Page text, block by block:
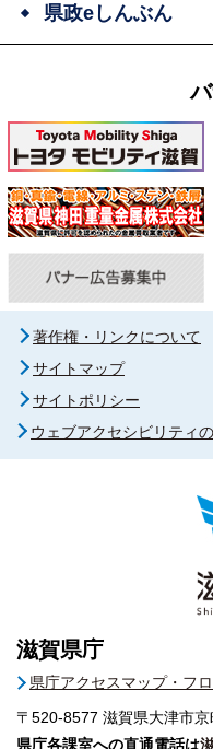
県政eしんぶん
著作権・リンクについて
サイトマップ
サイトポリシー
ウェブアクセシビリティ
滋賀県庁
県庁アクセスマップ・フ
〒520-8577 滋賀県大津市
県庁各課室への直通電話は